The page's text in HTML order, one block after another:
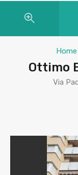
Home
Ottimo
Via